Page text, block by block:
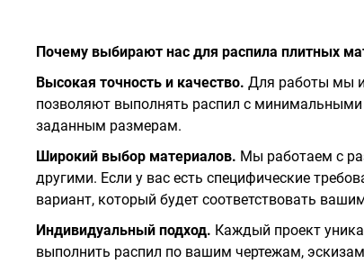
Почему выбирают нас для распила плитных
Высокая точность и качество. Для работы мы
позволяют выполнять распил с минимальными
заданным размерам.
Широкий выбор материалов. Мы работаем с
другими. Если у вас есть специфические
вариант, который будет соответствовать
Индивидуальный подход. Каждый проект
выполнить распил по вашим чертежам,